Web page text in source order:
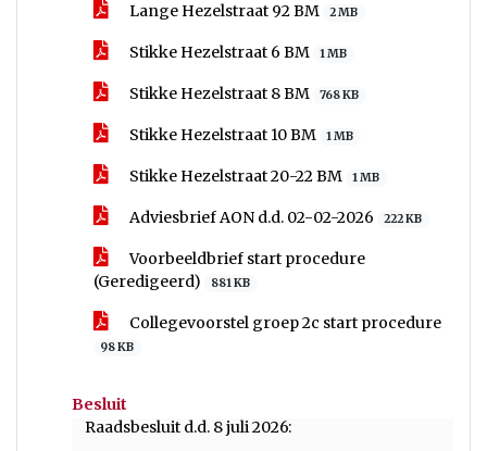
Lange Hezelstraat 92 BM 2 MB
Stikke Hezelstraat 6 BM 1 MB
Stikke Hezelstraat 8 BM 768 KB
Stikke Hezelstraat 10 BM 1 MB
Stikke Hezelstraat 20-22 BM 1 MB
Adviesbrief AON d.d. 02-02-2026 222 KB
Voorbeeldbrief start procedure
(Geredigeerd)
881 KB
Collegevoorstel groep 2c start procedure
98 KB
Besluit
Raadsbesluit d.d. 8 juli 2026: